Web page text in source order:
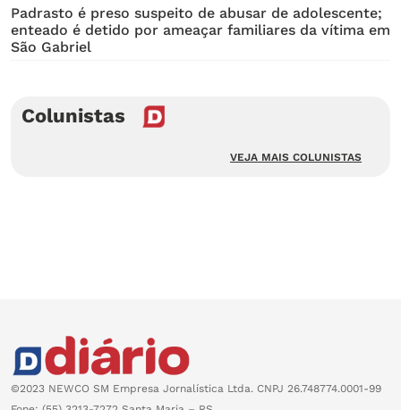
Padrasto é preso suspeito de abusar de adolescente;
enteado é detido por ameaçar familiares da vítima em
São Gabriel
Colunistas
VEJA MAIS COLUNISTAS
©2023 NEWCO SM Empresa Jornalística Ltda. CNPJ 26.748774.0001-99